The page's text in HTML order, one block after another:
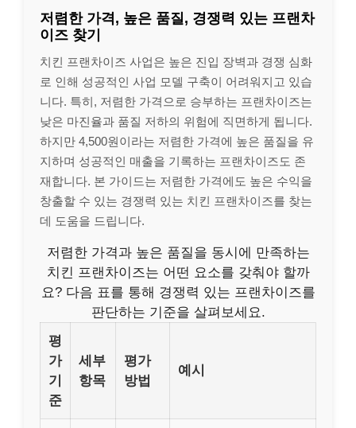
저렴한 가격, 높은 품질, 경쟁력 있는 프랜차
이즈 찾기
치킨 프랜차이즈 사업은 높은 진입 장벽과 경쟁 심화
로 인해 성공적인 사업 모델 구축이 어려워지고 있습
니다. 특히, 저렴한 가격으로 승부하는 프랜차이즈는
낮은 마진율과 품질 저하의 위험에 직면하게 됩니다.
하지만 4,500원이라는 저렴한 가격에 높은 품질을 유
지하며 성공적인 매출을 기록하는 프랜차이즈도 존
재합니다. 본 가이드는 저렴한 가격에도 높은 수익을
창출할 수 있는 경쟁력 있는 치킨 프랜차이즈를 찾는
데 도움을 드립니다.
저렴한 가격과 높은 품질을 동시에 만족하는
치킨 프랜차이즈는 어떤 요소를 갖춰야 할까
요? 다음 표를 통해 경쟁력 있는 프랜차이즈를
판단하는 기준을 살펴보세요.
평
가
기
준
세부
항목
평가
방법
예시